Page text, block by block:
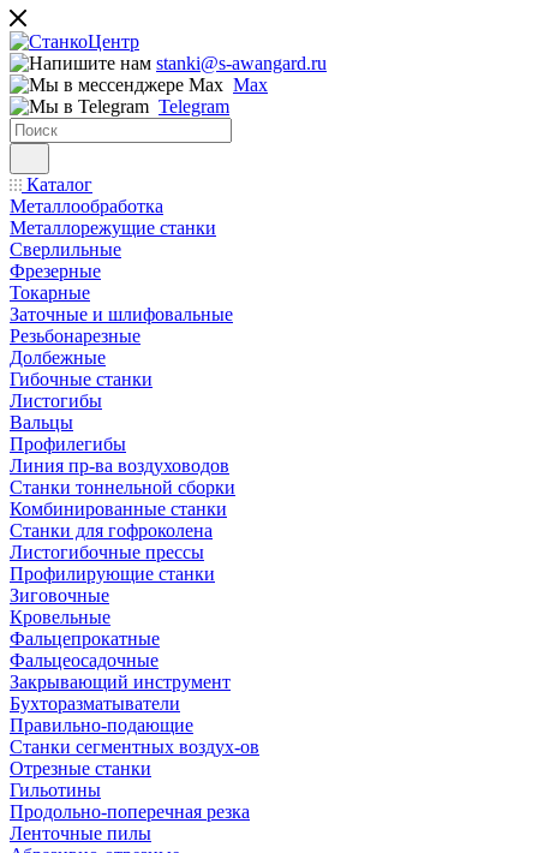
stanki@s-awangard.ru
Max
Telegram
Каталог
Металлообработка
Металлорежущие станки
Сверлильные
Фрезерные
Токарные
Заточные и шлифовальные
Резьбонарезные
Долбежные
Гибочные станки
Листогибы
Вальцы
Профилегибы
Линия пр-ва воздуховодов
Станки тоннельной сборки
Комбинированные станки
Станки для гофроколена
Листогибочные прессы
Профилирующие станки
Зиговочные
Кровельные
Фальцепрокатные
Фальцеосадочные
Закрывающий инструмент
Бухторазматыватели
Правильно-подающие
Станки сегментных воздух-ов
Отрезные станки
Гильотины
Продольно-поперечная резка
Ленточные пилы